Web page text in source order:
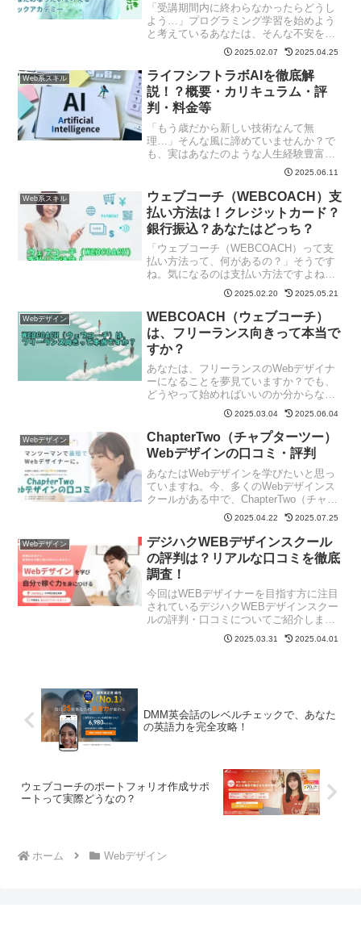
「受講期間内に終わらなかったらどうし
よう…」プログラミング学習を始めよう
と考えているあなたは、そんな不安を抱
えていませんか？テックアカデミーは、
現役エンジニアから直接オンラインで学
べるプログラミングスクール。実践的な
スキルが身につけられると...
2025.02.07 2025.04.25
Web系スキル
ライフシフトラボAIを徹底解
説！？概要・カリキュラム・評
判・料金等
「もう歳だから新しい技術なんて無
理…」そんな風に諦めていませんか？で
も、実はあなたのような人生経験豊富な
世代こそ、AIを味方につけることで大き
く飛躍できる時代なんです。今、40代～
60代の方々が続々とAIスキルを身につけ
て、副業や転職、さら...
2025.06.11
Web系スキル
ウェブコーチ（WEBCOACH）支
払い方法は！クレジットカード？
銀行振込？あなたはどっち？
「ウェブコーチ（WEBCOACH）って支
払い方法って、何があるの？」そうです
ね。気になるのは支払い方法ですよね。
実はウェブコーチには複数の支払い方法
が用意されているんです。本記事では、
その支払い方法について詳しく見ていき
ましょう！内容は変更...
2025.02.20 2025.05.21
Webデザイン
WEBCOACH（ウェブコーチ）
は、フリーランス向きって本当で
すか？
あなたは、フリーランスのWebデザイナ
ーになることを夢見ていますか？でも、
どうやって始めればいいのか分からな
い…そんな悩みを抱えている人は多いは
ずです。そんなあなたに「ウェブコー
チ」というサービスについて詳しくお話
ししていきます。「え？本当...
2025.03.04 2025.06.04
Webデザイン
ChapterTwo（チャプターツー）
Webデザインの口コミ・評判
あなたはWebデザインを学びたいと思っ
ていますね。今、多くのWebデザインス
クールがある中で、ChapterTwo（チャプ
ターツー）のWebデザインコースが気に
なっているのではないでしょうか？「本
当に役立つスキルが身につくのか」「自
分に合っ...
2025.04.22 2025.07.25
Webデザイン
デジハクWEBデザインスクール
の評判は？リアルな口コミを徹底
調査！
今回はWEBデザイナーを目指す方に注目
されているデジハクWEBデザインスクー
ルの評判・口コミについてご紹介しま
す。「未経験からWEBデザイナーになれ
るの？」「本当に稼げるようになる
2025.03.31 2025.04.01
DMM英会話のレベルチェックで、あなた
の英語力を完全攻略！
ウェブコーチのポートフォリオ作成サポ
ートって実際どうなの？
ホーム Webデザイン